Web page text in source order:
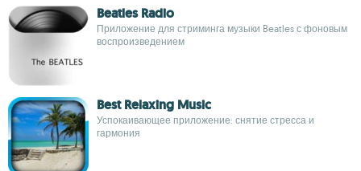
Beatles Radio
Приложение для стриминга музыки Beatles с фоновым
воспроизведением
Best Relaxing Music
Успокаивающее приложение: снятие стресса и
гармония